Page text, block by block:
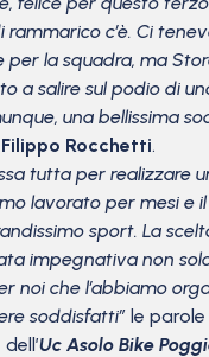
rammarico c’è. Ci
per la squadra, ma
a salire sul podio di
una bellissima
Filippo Rocchetti.
tutta per realizzare
lavorato per mesi e
sport. La
impegnativa non
noi che l’abbiamo
soddisfatti” le parole
Uc Asolo Bike